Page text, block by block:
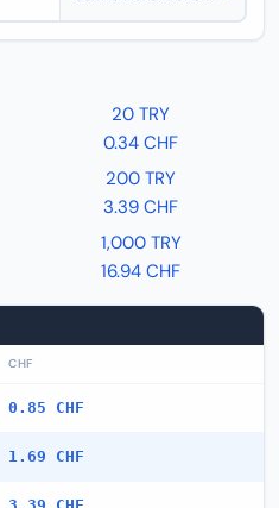
20 TRY
0.34 CHF
200 TRY
3.39 CHF
1,000 TRY
16.94 CHF
CHF
0.85 CHF
1.69 CHF